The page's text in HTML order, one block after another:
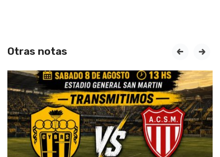
Otras notas prev next